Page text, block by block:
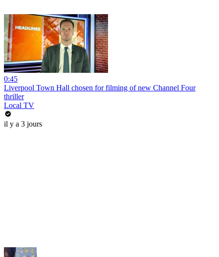
0:45
Liverpool Town Hall chosen for filming of new Channel Four
thriller
Local TV
il y a 3 jours